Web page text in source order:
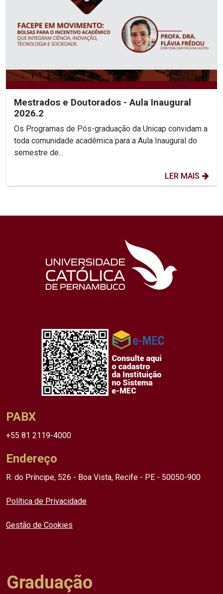
Mestrados e Doutorados - Aula Inaugural
2026.2
Os Programas de Pós-graduação da Unicap convidam a
toda comunidade acadêmica para a Aula Inaugural do
semestre de...
LER MAIS
PABX
+55 81 2119-4000
Endereço
R. do Príncipe, 526 - Boa Vista, Recife - PE - 50050-900
Política de Privacidade
Gestão de Cookies
Graduação